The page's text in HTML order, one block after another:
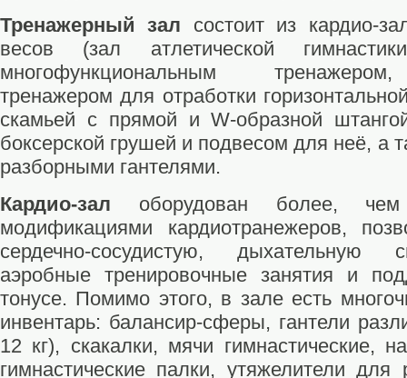
Тренажерный зал состоит из кардио-
весов (зал атлетической
многофункциональным
тренажером для отработки
скамьей с прямой и W-образной
боксерской грушей и подвесом для неё, а
разборными гантелями.
Кардио-зал оборудован более,
модификациями кардиотранежеров,
сердечно-сосудистую, дыхательную
аэробные тренировочные занятия и
тонусе. Помимо этого, в зале есть
инвентарь: балансир-сферы, гантели
12 кг), скакалки, мячи гимнастические,
гимнастические палки, утяжелители для